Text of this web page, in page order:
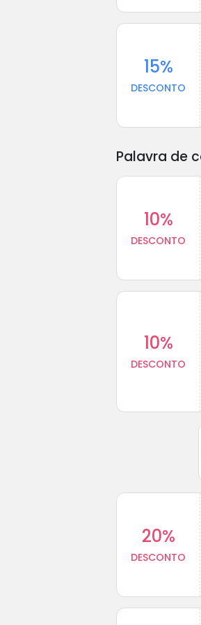
15%
DESCONTO
Palavra de
10%
DESCONTO
10%
DESCONTO
20%
DESCONTO